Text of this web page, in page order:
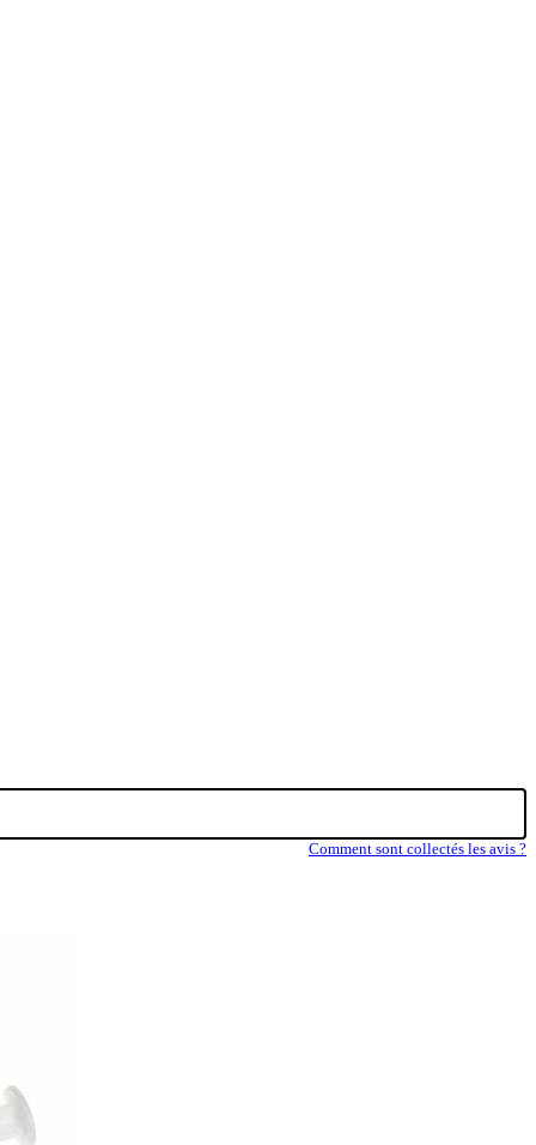
Comment sont collectés les avis ?